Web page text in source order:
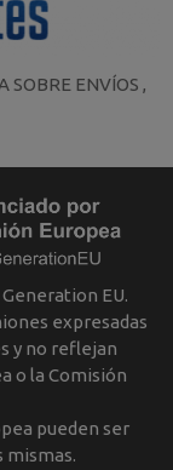
SOBRE ENVÍOS ,
EU.
expresadas
y no reflejan
o la Comisión
pueden ser
mismas.